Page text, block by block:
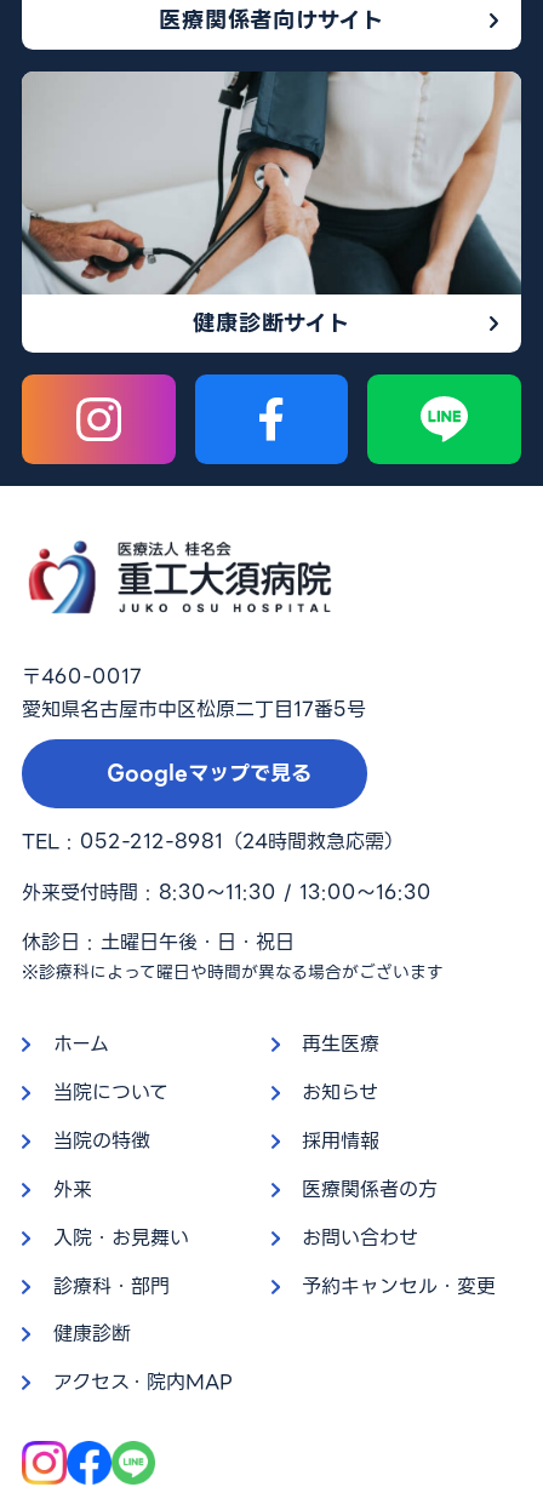
医療関係者向けサイト
健康診断サイト
〒460-0017
愛知県名古屋市中区松原二丁目17番5号
Googleマップで見る
TEL : 052-212-8981 （24時間救急応需）
外来受付時間 : 8:30〜11:30 / 13:00〜16:30
休診日 : 土曜日午後・日・祝日
※診療科によって曜日や時間が異なる場合がございます
ホーム
当院について
当院の特徴
外来
入院・お見舞い
診療科・部門
健康診断
アクセス・院内MAP
再生医療
お知らせ
採用情報
医療関係者の方
お問い合わせ
予約キャンセル・変更